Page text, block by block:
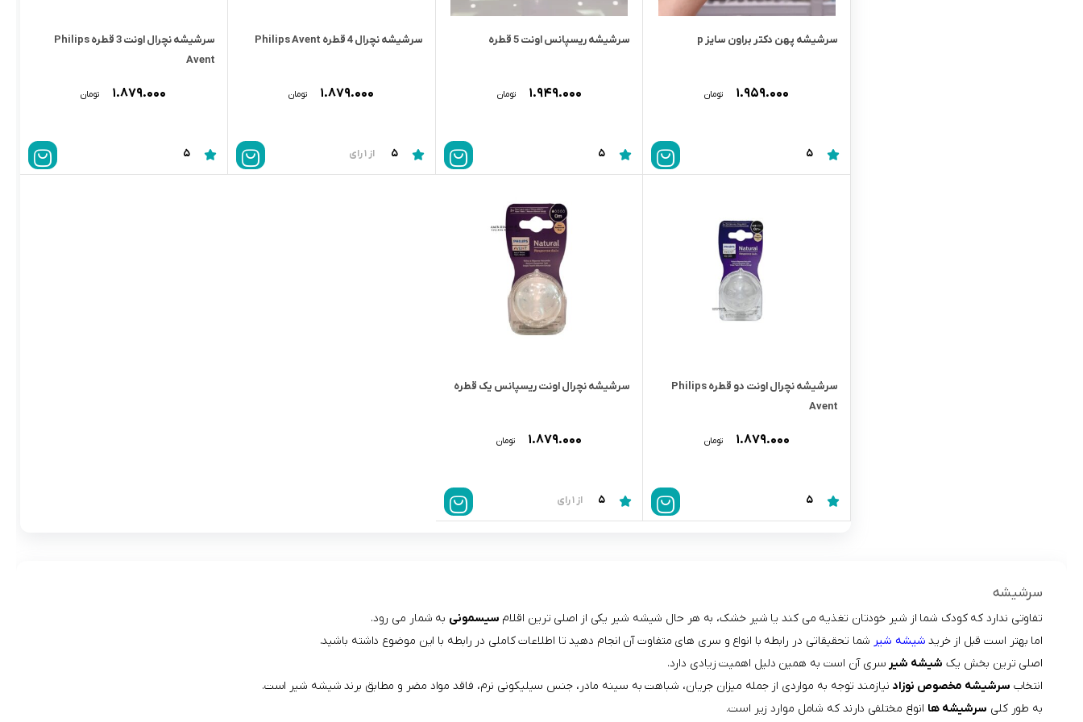
سرشیشه پهن دکتر براون سایز p
۱.۹۵۹.۰۰۰ تومان
5
سرشیشه ریسپانس اونت 5 قطره
۱.۹۴۹.۰۰۰ تومان
5
سرشیشه نچرال 4 قطره Philips Avent
۱.۸۷۹.۰۰۰ تومان
5 از 1 رای
سرشیشه نچرال اونت 3 قطره Philips
Avent
۱.۸۷۹.۰۰۰ تومان
5
سرشیشه نچرال اونت دو قطره Philips
Avent
۱.۸۷۹.۰۰۰ تومان
5
سرشیشه نچرال اونت ریسپانس یک قطره
۱.۸۷۹.۰۰۰ تومان
5 از 1 رای
سرشیشه
تفاوتی ندارد که کودک شما از شیر خودتان تغذیه می کند یا شیر خشک، به هر حال شیشه شیر یکی از اصلی ترین اقلام سیسمونی به شمار می رود.
اما بهتر است قبل از خرید شیشه شیر شما تحقیقاتی در رابطه با انواع و سری های متفاوت آن انجام دهید تا اطلاعات کاملی در رابطه با این موضوع داشته باشید.
اصلی ترین بخش یک شیشه شیر سری آن است به همین دلیل اهمیت زیادی دارد.
انتخاب سرشیشه مخصوص نوزاد نیازمند توجه به مواردی از جمله میزان جریان، شباهت به سینه مادر، جنس سیلیکونی نرم، فاقد مواد مضر و مطابق برند شیشه شیر است.
به طور کلی سرشیشه ها انواع مختلفی دارند که شامل موارد زیر است.